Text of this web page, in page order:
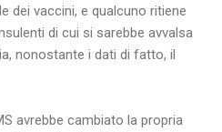
dei vaccini, e qualcuno ritiene
di cui si sarebbe avvalsa
nonostante i dati di fatto, il
avrebbe cambiato la propria